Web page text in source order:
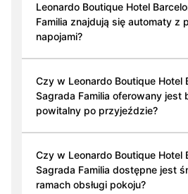
Leonardo Boutique Hotel
Familia znajdują się automaty z
napojami?
Czy w Leonardo Boutique Hotel
Sagrada Familia oferowany jest
powitalny po przyjeździe?
Czy w Leonardo Boutique Hotel
Sagrada Familia dostępne jest
ramach obsługi pokoju?